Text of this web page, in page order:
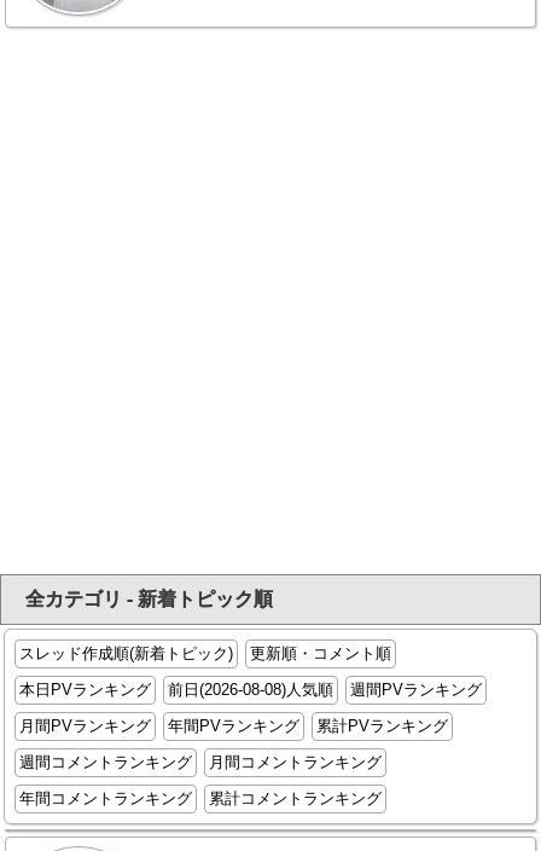
全カテゴリ - 新着トピック順
スレッド作成順(新着トピック)
更新順・コメント順
本日PVランキング
前日(2026-08-08)人気順
週間PVランキング
月間PVランキング
年間PVランキング
累計PVランキング
週間コメントランキング
月間コメントランキング
年間コメントランキング
累計コメントランキング